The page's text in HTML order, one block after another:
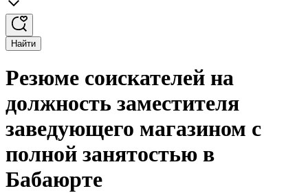
Найти
Резюме соискателей на
должность заместителя
заведующего магазином с
полной занятостью в
Бабаюрте